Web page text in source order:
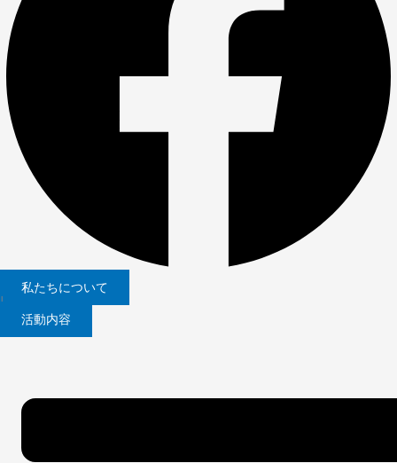
私たちについて
|
活動内容